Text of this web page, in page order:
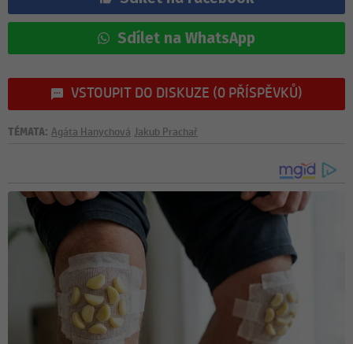
Sdílet na WhatsApp
VSTOUPIT DO DISKUZE (0 PŘÍSPĚVKŮ)
TÉMATA: Agáta Hanychová Jakub Prachař